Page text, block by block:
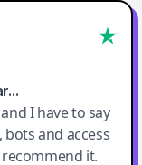
I have to say
bots and access
recommend it.